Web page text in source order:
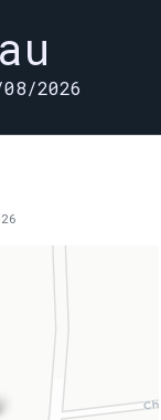
2026